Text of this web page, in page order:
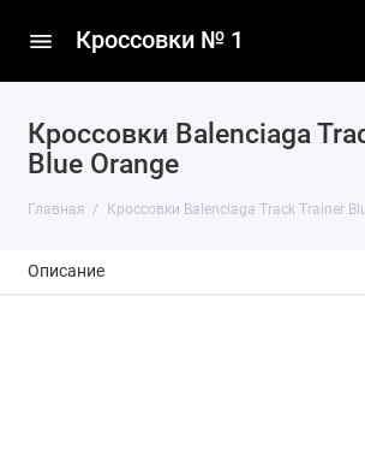
Кроссовки № 1
Кроссовки Balenciaga
Blue Orange
Главная Кроссовки Balenciaga Track Trainer
Описание